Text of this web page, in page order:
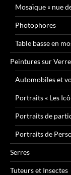
Mosaïque « nue
Photophores
Table basse en
Peintures sur Verre
Automobiles et
Portraits « Les
Portraits de
Portraits de
Serres
Tuteurs et Insectes